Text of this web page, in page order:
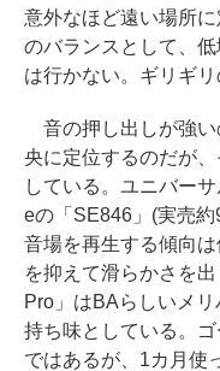
意外なほど遠い場所
のバランスとして、
は行かない。ギリギリ
音の押し出しが強い
央に定位するのだが
している。ユニバー
eの「SE846」(実売
音場を再生する傾向
を抑えて滑らかさを
Pro」はBAらしいメ
持ち味としている。
ではあるが、1カ月使